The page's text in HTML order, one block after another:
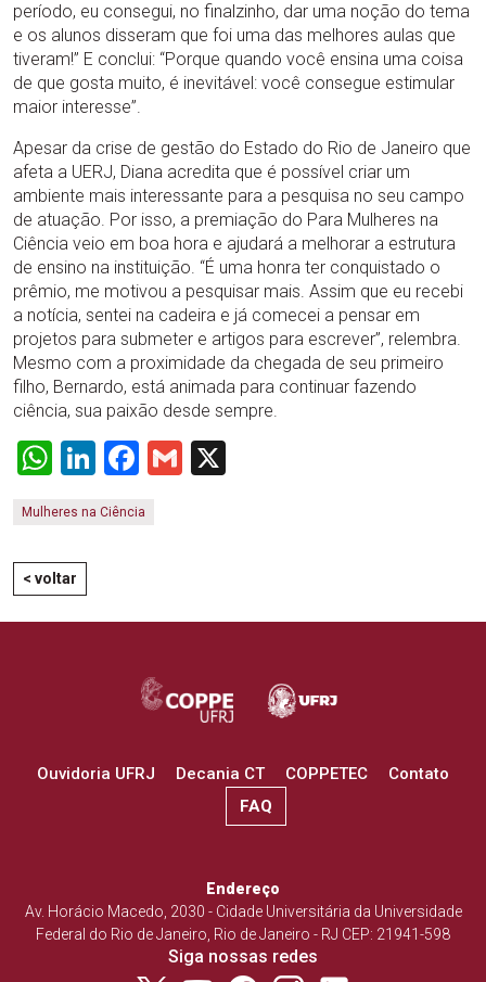
período, eu consegui, no finalzinho, dar uma noção do tema
e os alunos disseram que foi uma das melhores aulas que
tiveram!” E conclui: “Porque quando você ensina uma coisa
de que gosta muito, é inevitável: você consegue estimular
maior interesse”.
Apesar da crise de gestão do Estado do Rio de Janeiro que
afeta a UERJ, Diana acredita que é possível criar um
ambiente mais interessante para a pesquisa no seu campo
de atuação. Por isso, a premiação do Para Mulheres na
Ciência veio em boa hora e ajudará a melhorar a estrutura
de ensino na instituição. “É uma honra ter conquistado o
prêmio, me motivou a pesquisar mais. Assim que eu recebi
a notícia, sentei na cadeira e já comecei a pensar em
projetos para submeter e artigos para escrever”, relembra.
Mesmo com a proximidade da chegada de seu primeiro
filho, Bernardo, está animada para continuar fazendo
ciência, sua paixão desde sempre.
WhatsApp
LinkedIn
Facebook
Gmail
Mulheres na Ciência
< voltar
Ouvidoria UFRJ Decania CT COPPETEC
Contato
FAQ
Endereço
Av. Horácio Macedo, 2030 - Cidade Universitária da Universidade
Federal do Rio de Janeiro, Rio de Janeiro - RJ CEP: 21941-598
Siga nossas redes